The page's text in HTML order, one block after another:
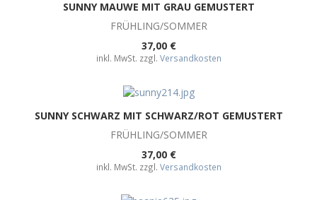
SUNNY MAUWE MIT GRAU GEMUSTERT
FRÜHLING/SOMMER
37,00 €
inkl. MwSt. zzgl. Versandkosten
SUNNY SCHWARZ MIT SCHWARZ/ROT GEMUSTERT
FRÜHLING/SOMMER
37,00 €
inkl. MwSt. zzgl. Versandkosten